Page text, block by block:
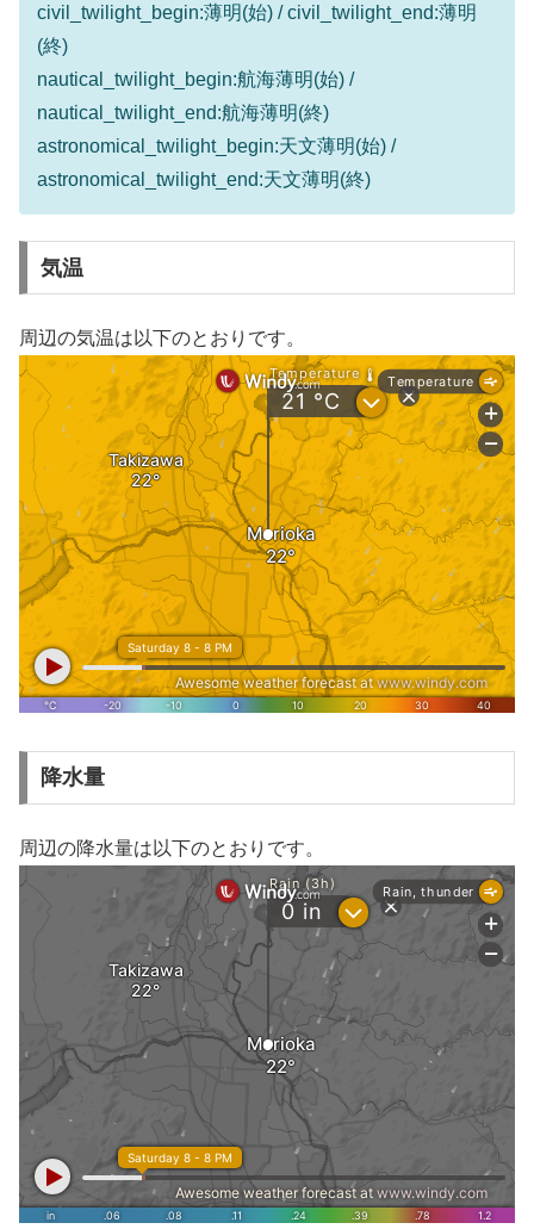
civil_twilight_begin:薄明(始) / civil_twilight_end:薄明
(終)
nautical_twilight_begin:航海薄明(始) /
nautical_twilight_end:航海薄明(終)
astronomical_twilight_begin:天文薄明(始) /
astronomical_twilight_end:天文薄明(終)
気温
周辺の気温は以下のとおりです。
降水量
周辺の降水量は以下のとおりです。